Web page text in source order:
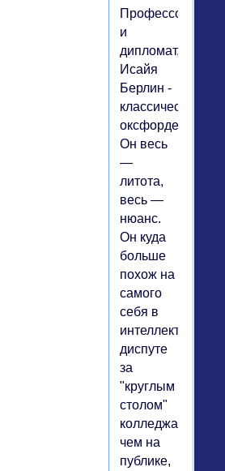
Профессор
и
дипломат,
Исайя
Берлин -
классический
оксфордец.
Он весь
—
литота,
весь —
нюанс.
Он куда
больше
похож на
самого
себя в
диспуте
за
"круглым
столом"
колледжа,
чем на
публике,